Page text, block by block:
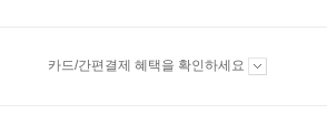
카드/간편결제 혜택을 확인하세요